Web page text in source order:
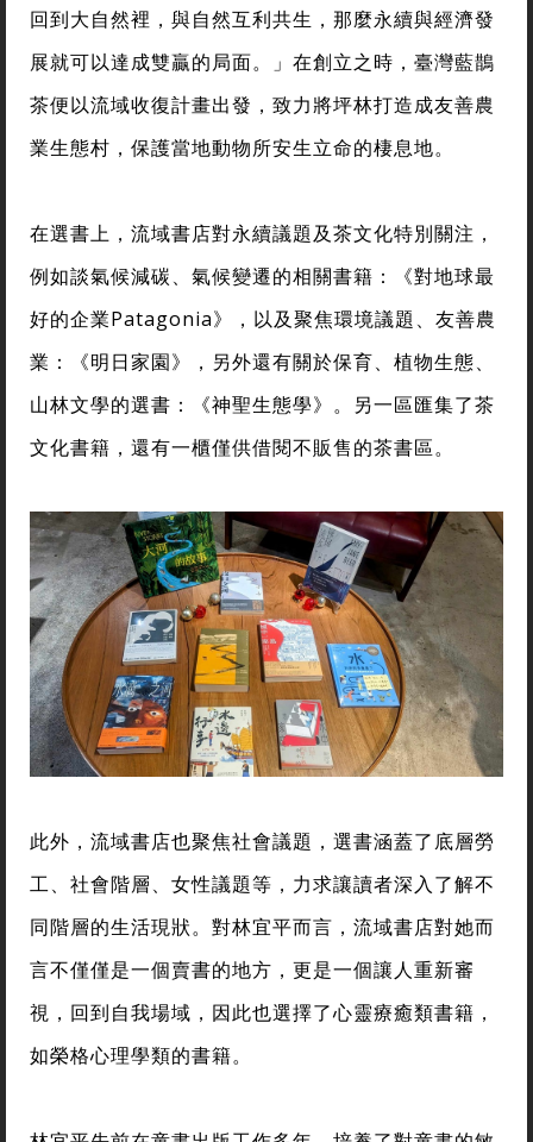
回到大自然裡，與自然互利共生，那麼永續與經濟發
展就可以達成雙贏的局面。」在創立之時，臺灣藍鵲
茶便以流域收復計畫出發，致力將坪林打造成友善農
業生態村，保護當地動物所安生立命的棲息地。
在選書上，流域書店對永續議題及茶文化特別關注，
例如談氣候減碳、氣候變遷的相關書籍：《對地球最
好的企業Patagonia》，以及聚焦環境議題、友善農
業：《明日家園》，另外還有關於保育、植物生態、
山林文學的選書：《神聖生態學》。另一區匯集了茶
文化書籍，還有一櫃僅供借閱不販售的茶書區。
此外，流域書店也聚焦社會議題，選書涵蓋了底層勞
工、社會階層、女性議題等，力求讓讀者深入了解不
同階層的生活現狀。對林宜平而言，流域書店對她而
言不僅僅是一個賣書的地方，更是一個讓人重新審
視，回到自我場域，因此也選擇了心靈療癒類書籍，
如榮格心理學類的書籍。